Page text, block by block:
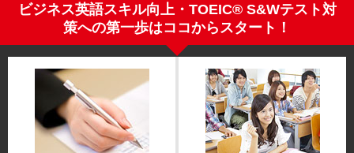
ビジネス英語スキル向上・TOEIC® S&Wテスト対
策への第一歩はココからスタート！